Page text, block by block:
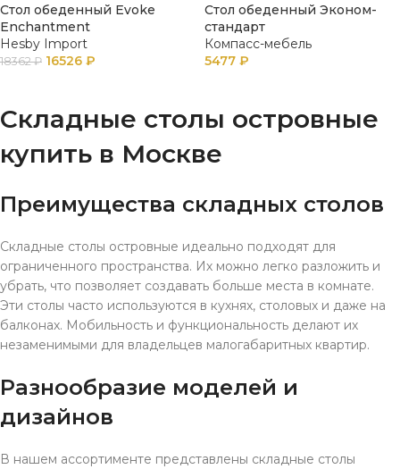
Стол обеденный Evoke
Enchantment
Hesby Import
18362₽ 16526 ₽
Стол обеденный Эконом-
стандарт
Компасс-мебель
5477 ₽
Складные столы островные
купить в Москве
Преимущества складных столов
Складные столы островные идеально подходят для
ограниченного пространства. Их можно легко разложить и
убрать, что позволяет создавать больше места в комнате.
Эти столы часто используются в кухнях, столовых и даже на
балконах. Мобильность и функциональность делают их
незаменимыми для владельцев малогабаритных квартир.
Разнообразие моделей и
дизайнов
В нашем ассортименте представлены складные столы